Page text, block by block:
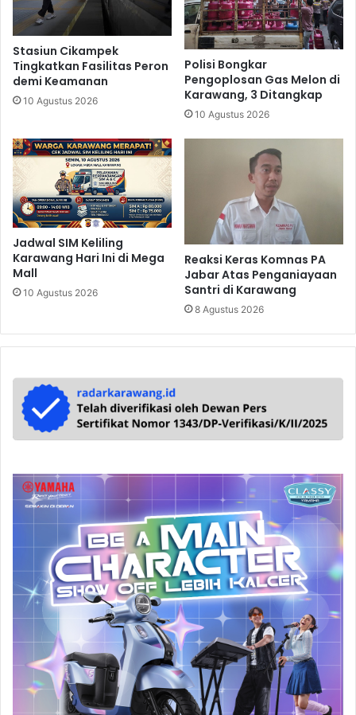
Stasiun Cikampek
Tingkatkan Fasilitas Peron
demi Keamanan
10 Agustus 2026
Polisi Bongkar
Pengoplosan Gas Melon di
Karawang, 3 Ditangkap
10 Agustus 2026
Jadwal SIM Keliling
Karawang Hari Ini di Mega
Mall
10 Agustus 2026
Reaksi Keras Komnas PA
Jabar Atas Penganiayaan
Santri di Karawang
8 Agustus 2026